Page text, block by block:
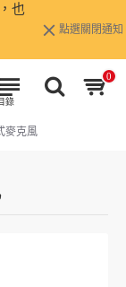
也
點選關閉通知
0
麥克風